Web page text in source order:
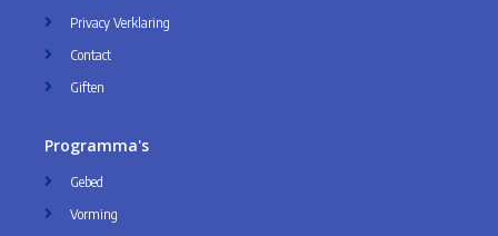
Privacy Verklaring
Contact
Giften
Programma's
Gebed
Vorming